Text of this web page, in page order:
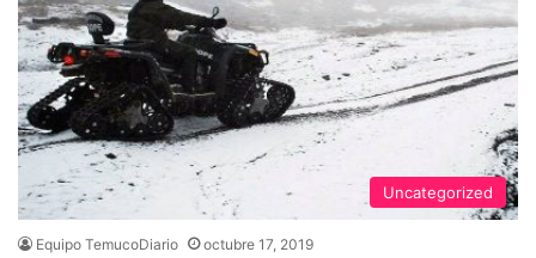
Uncategorized
Equipo TemucoDiario octubre 17, 2019